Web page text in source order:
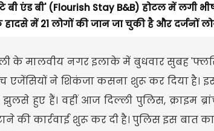
एंड बी' (Flourish Stay B&B) होटल में लगी
में 21 लोगों की जान जा चुकी है और दर्जनों
के मालवीय नगर इलाके में बुधवार सुबह
एजेंसियों ने शिकंजा कसना शुरू कर दिया है।
हुए हैं। वहीं आज दिल्ली पुलिस, क्राइम
की कार्रवाई शुरू कर दी है। पुलिस इस बात